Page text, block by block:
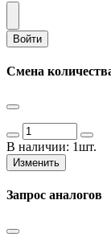
Войти
Смена
В наличии: 1шт.
Изменить
Запрос аналогов